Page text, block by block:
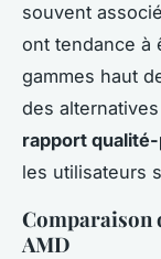
souvent
ont tendance à
gammes haut
des
rapport
les utilisateurs
Comparaison
AMD